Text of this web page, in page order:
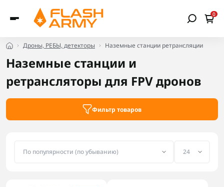
0
Дроны, РЕБЫ, детекторы Наземные станции ретрансляции
Наземные станции и
ретрансляторы для FPV дронов
Фильтр товаров